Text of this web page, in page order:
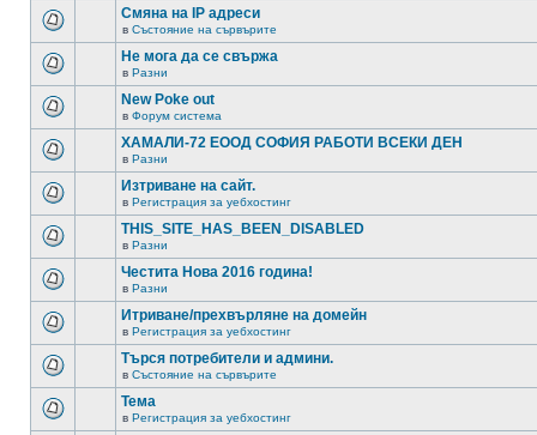
Смяна на IP адреси
в Състояние на сървърите
Не мога да се свържа
в Разни
New Poke out
в Форум система
ХАМАЛИ-72 ЕООД СОФИЯ РАБОТИ ВСЕКИ ДЕН
в Разни
Изтриване на сайт.
в Регистрация за уебхостинг
THIS_SITE_HAS_BEEN_DISABLED
в Разни
Честита Нова 2016 година!
в Разни
Итриване/прехвърляне на домейн
в Регистрация за уебхостинг
Търся потребители и админи.
в Състояние на сървърите
Тема
в Регистрация за уебхостинг